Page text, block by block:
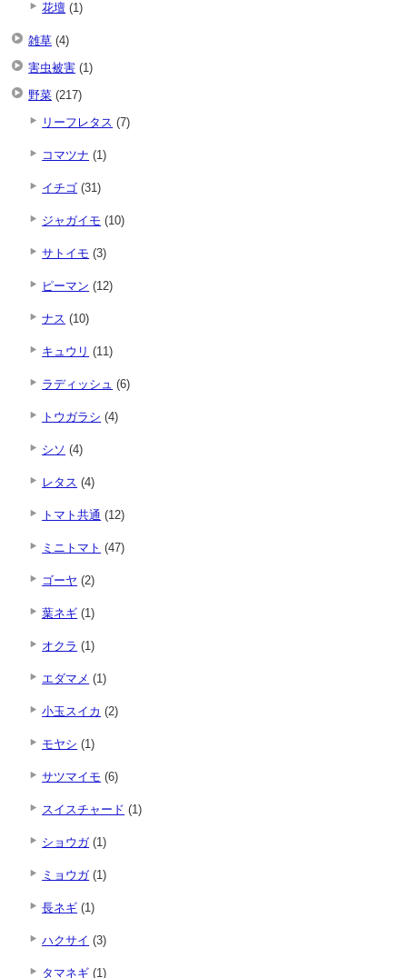
花壇 (1)
雑草 (4)
害虫被害 (1)
野菜 (217)
リーフレタス (7)
コマツナ (1)
イチゴ (31)
ジャガイモ (10)
サトイモ (3)
ピーマン (12)
ナス (10)
キュウリ (11)
ラディッシュ (6)
トウガラシ (4)
シソ (4)
レタス (4)
トマト共通 (12)
ミニトマト (47)
ゴーヤ (2)
葉ネギ (1)
オクラ (1)
エダマメ (1)
小玉スイカ (2)
モヤシ (1)
サツマイモ (6)
スイスチャード (1)
ショウガ(1)
ミョウガ(1)
長ネギ (1)
ハクサイ (3)
タマネギ (1)